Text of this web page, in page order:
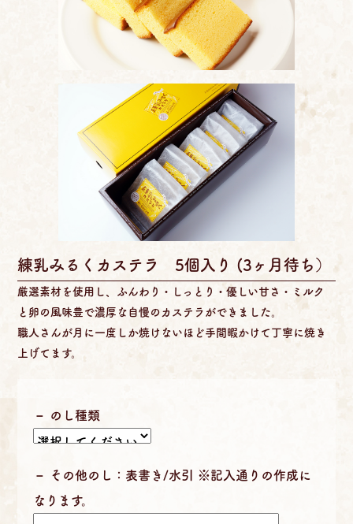
練乳みるくカステラ 5個入り (3ヶ月待ち）
厳選素材を使用し、ふんわり・しっとり・優しい甘さ・ミルク
と卵の風味豊で濃厚な自慢のカステラができました。
職人さんが月に一度しか焼けないほど手間暇かけて丁寧に焼き
上げてます。
のし種類
その他のし：表書き/水引 ※記入通りの作成に
なります。